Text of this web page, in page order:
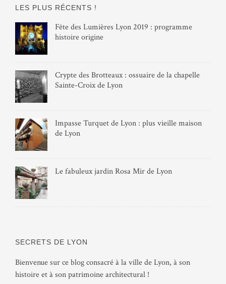
LES PLUS RÉCENTS !
Fête des Lumières Lyon 2019 : programme
histoire origine
Crypte des Brotteaux : ossuaire de la chapelle
Sainte-Croix de Lyon
Impasse Turquet de Lyon : plus vieille maison
de Lyon
Le fabuleux jardin Rosa Mir de Lyon
SECRETS DE LYON
Bienvenue sur ce blog consacré à la ville de Lyon, à son
histoire et à son patrimoine architectural !